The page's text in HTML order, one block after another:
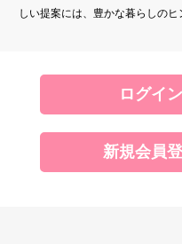
しい提案には、豊かな暮らしのヒ
ログイ
新規会員